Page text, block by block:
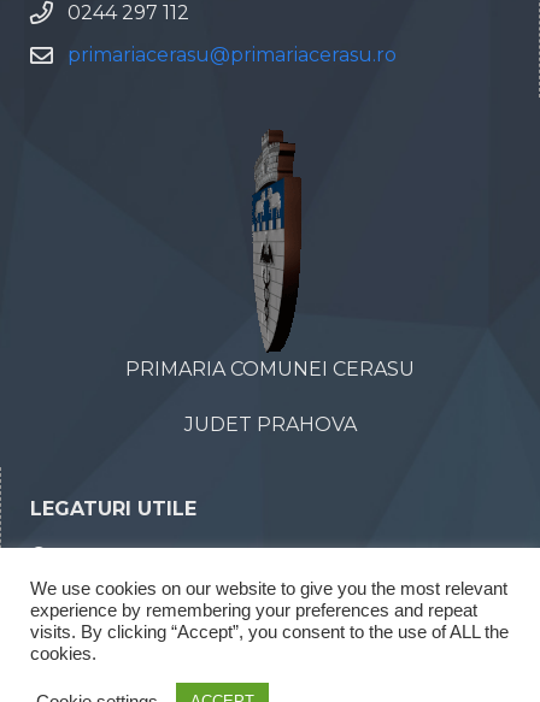
0244 297 112
primariacerasu@primariacerasu.ro
PRIMARIA COMUNEI CERASU
JUDET PRAHOVA
LEGATURI UTILE
Declaratii de interese
Rapoarte legea 52/2003
We use cookies on our website to give you the most relevant
experience by remembering your preferences and repeat
visits. By clicking “Accept”, you consent to the use of ALL the
cookies.